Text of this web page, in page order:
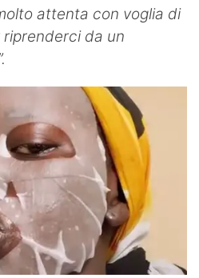
attenta con voglia di
da un